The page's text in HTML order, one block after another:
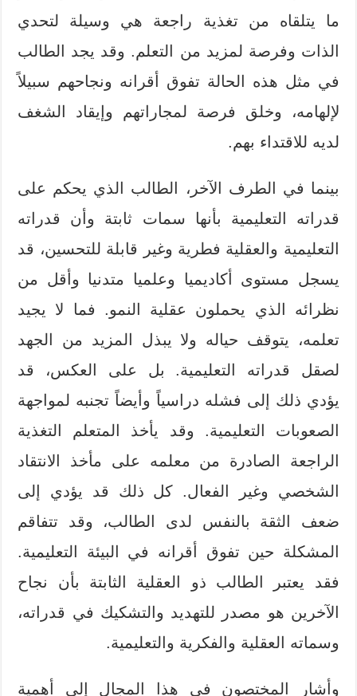
ما يتلقاه من تغذية راجعة هي وسيلة لتحدي
الذات وفرصة لمزيد من التعلم. وقد يجد الطالب
في مثل هذه الحالة تفوق أقرانه ونجاحهم سبيلاً
لإلهامه، وخلق فرصة لمجاراتهم وإيقاد الشغف
لديه للاقتداء بهم.
بينما في الطرف الآخر، الطالب الذي يحكم على
قدراته التعليمية بأنها سمات ثابتة وأن قدراته
التعليمية والعقلية فطرية وغير قابلة للتحسين، قد
يسجل مستوى أكاديميا وعلميا متدنيا وأقل من
نظرائه الذي يحملون عقلية النمو. فما لا يجيد
تعلمه، يتوقف حياله ولا يبذل المزيد من الجهد
لصقل قدراته التعليمية. بل على العكس، قد
يؤدي ذلك إلى فشله دراسياً وأيضاً تجنبه لمواجهة
الصعوبات التعليمية. وقد يأخذ المتعلم التغذية
الراجعة الصادرة من معلمه على مأخذ الانتقاد
الشخصي وغير الفعال. كل ذلك قد يؤدي إلى
ضعف الثقة بالنفس لدى الطالب، وقد تتفاقم
المشكلة حين تفوق أقرانه في البيئة التعليمية.
فقد يعتبر الطالب ذو العقلية الثابتة بأن نجاح
الآخرين هو مصدر للتهديد والتشكيك في قدراته،
وسماته العقلية والفكرية والتعليمية.
وأشار المختصون في هذا المجال إلى أهمية